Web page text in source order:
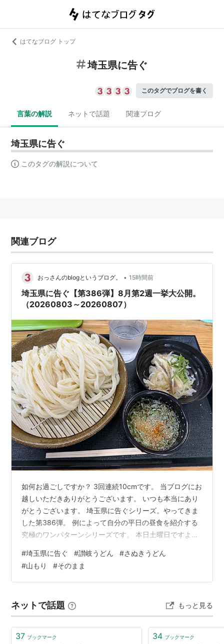
はてなブログ トップ
埼玉県に告ぐ
このタグでブログを書く
言葉の解説 ネットで話題 関連ブログ
埼玉県に告ぐ
このタグの解説について
関連ブログ
おっさんのblogというブログ。 • 15時間前
埼玉県に告ぐ【第386弾】8月第2週一挙大公開。
（20260803～20260807）
如何お過ごしですか？ 3回連続10cmです。 当ブログにお
越しいただきありがとうございます。 いつも本当にあり
がとうございます。 埼玉県に告ぐシリーズ。やってきま
した第386弾。 例によって自分の平日の昼食を紹介する
究極のワンパターンシリーズです。 本日土曜日ですよ。
［sankairenzoku10cm］は適格販売により収入を得てい
ます。 まえがき。 8月第2週。 編集後記 まえがき。 前回
は同シリーズ第385弾で2026年7月第5週の昼食を紹介さ
回は2026年8月第2週です…
#埼玉県に告ぐ #讃岐うどん #さぬきうどん
#山もり #そのまま
ネットで話題 もっと見る
37 ブックマーク 34 ブックマーク